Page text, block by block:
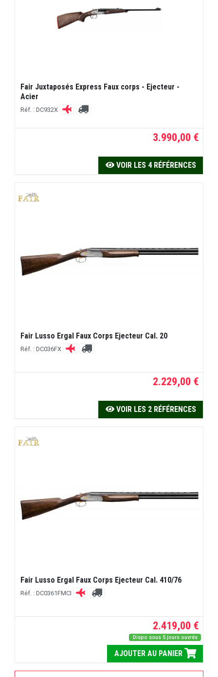
Fair Juxtaposés Express Faux corps - Ejecteur -
Acier
Réf. : DC932X
3.990,00 €
VOIR LES 4 RÉFÉRENCES
Fair Lusso Ergal Faux Corps Ejecteur Cal. 20
Réf. : DC036FX
2.229,00 €
VOIR LES 2 RÉFÉRENCES
Fair Lusso Ergal Faux Corps Ejecteur Cal. 410/76
Réf. : DC0361FMCI
2.419,00 €
Dispo sous 5 jours ouvrés
AJOUTER AU PANIER